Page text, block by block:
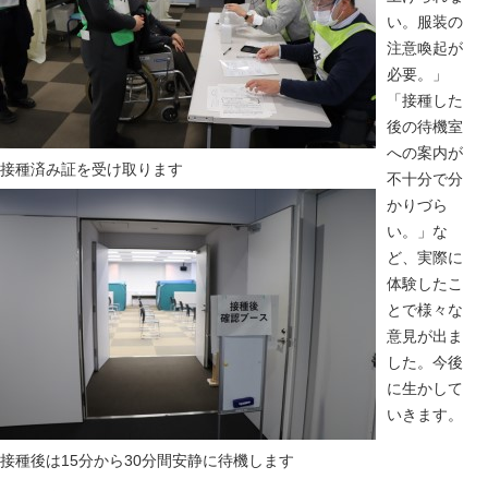
接種済み証を受け取ります
接種後は15分から30分間安静に待機します
い。服装の
注意喚起が
必要。」
「接種した
後の待機室
への案内が
不十分で分
かりづら
い。」な
ど、実際に
体験したこ
とで様々な
意見が出ま
した。今後
に生かして
いきます。